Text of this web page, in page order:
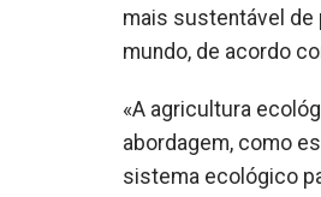
mais sustentável de
mundo, de acordo
«A agricultura
abordagem, como
sistema ecológico